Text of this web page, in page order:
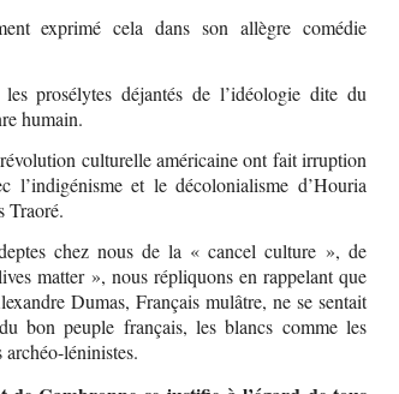
exprimé cela dans son allègre comédie
prosélytes déjantés de l’idéologie dite du
humain.
culturelle américaine ont fait irruption
l’indigénisme et le décolonialisme d’Houria
Traoré.
chez nous de la « cancel culture », de
matter », nous répliquons en rappelant que
Dumas, Français mulâtre, ne se sentait
bon peuple français, les blancs comme les
archéo-léninistes.